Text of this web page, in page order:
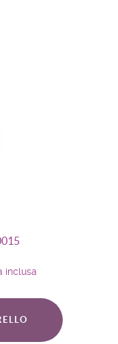
inclusa